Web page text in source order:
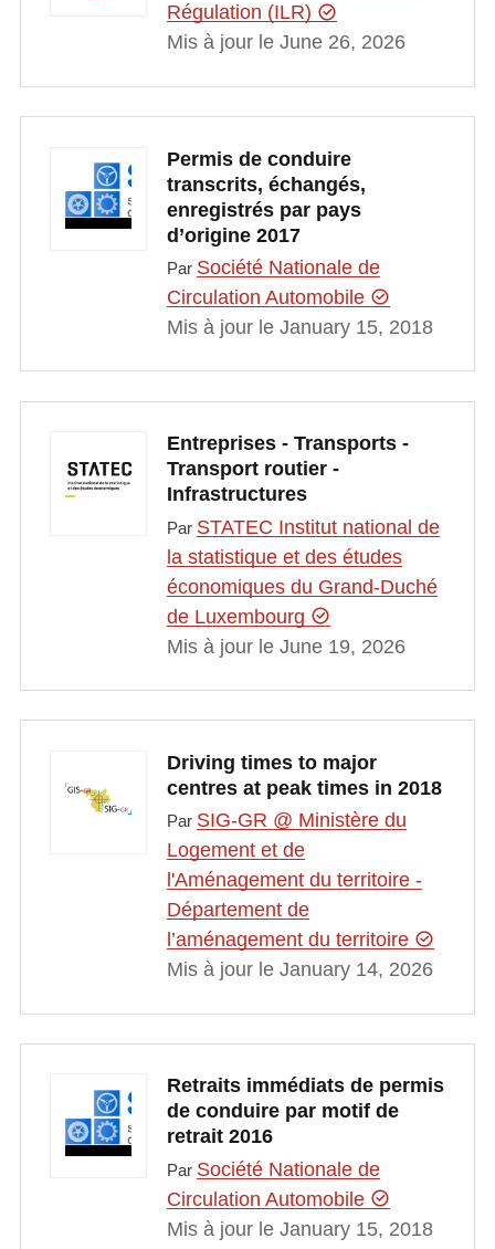
Régulation (ILR)
Mis à jour le June 26, 2026
Permis de conduire
transcrits, échangés,
enregistrés par pays
d’origine 2017
Par Société Nationale de
Circulation Automobile
Mis à jour le January 15, 2018
Entreprises - Transports -
Transport routier -
Infrastructures
Par STATEC Institut national de
la statistique et des études
économiques du Grand-Duché
de Luxembourg
Mis à jour le June 19, 2026
Driving times to major
centres at peak times in 2018
Par SIG-GR @ Ministère du
Logement et de
l'Aménagement du territoire -
Département de
l’aménagement du territoire
Mis à jour le January 14, 2026
Retraits immédiats de permis
de conduire par motif de
retrait 2016
Par Société Nationale de
Circulation Automobile
Mis à jour le January 15, 2018